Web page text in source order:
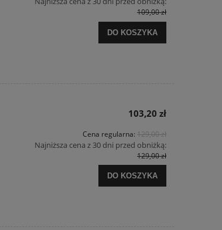
109,00 zł
DO KOSZYKA
103,20 zł
Cena regularna: 129,00 zł
Najniższa cena z 30 dni przed obniżką:
129,00 zł
DO KOSZYKA